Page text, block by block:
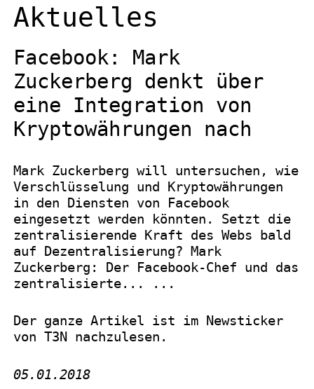
Aktuelles
Facebook: Mark
Zuckerberg denkt über
eine Integration von
Kryptowährungen nach
Mark Zuckerberg will untersuchen, wie
Verschlüsselung und Kryptowährungen
in den Diensten von Facebook
eingesetzt werden könnten. Setzt die
zentralisierende Kraft des Webs bald
auf Dezentralisierung? Mark
Zuckerberg: Der Facebook-Chef und das
zentralisierte... ...
Der ganze Artikel ist im Newsticker
von T3N nachzulesen.
05.01.2018